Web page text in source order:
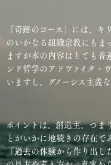
「奇跡のコース」には、
のいかなる組織宗教にもま
ますが本の内容はとても普
ンド哲学のアドヴァイタ・
いますし、グノーシス主義
ポイントは、創造主、つま
とがいかに地続きの存在で
「過去の体験から作り出し